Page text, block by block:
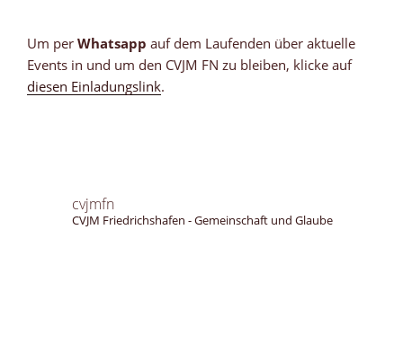
Um per Whatsapp auf dem Laufenden über aktuelle
Events in und um den CVJM FN zu bleiben, klicke auf
diesen Einladungslink.
cvjmfn
CVJM Friedrichshafen - Gemeinschaft und Glaube